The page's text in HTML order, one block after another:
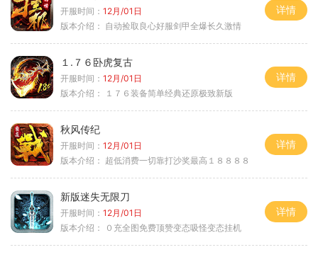
开服时间： 12月/01日
版本介绍： 自动捡取良心好服剑甲全爆长久激情
详情
１.７６卧虎复古
开服时间： 12月/01日
版本介绍：
１７６装备简单经典还原极致新版
详情
秋风传纪
开服时间： 12月/01日
版本介绍： 超低消费一切靠打沙奖最高１８８８８
详情
新版迷失无限刀
开服时间： 12月/01日
版本介绍：
０充全图免费顶赞变态吸怪变态挂机
详情